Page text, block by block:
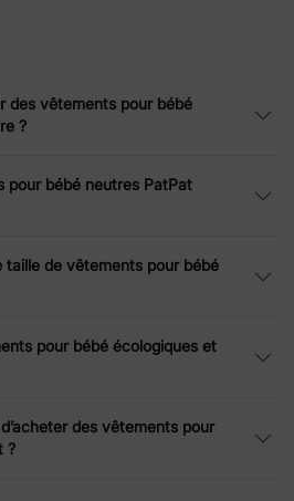
pour bébés neutres en
strictes entre rose et bleu. Les
et les tenues unisexes
non seulement pratiques mais
l’environnement, garantissant une
bébé de PatPat sont fabriqués
des vêtements pour bébé
?
pour bébé neutres PatPat
taille de vêtements pour bébé
pour bébé écologiques et
des vêtements pour
?